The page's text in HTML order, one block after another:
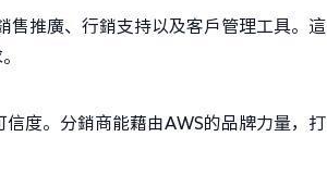
售推廣、行銷支持以及客戶管理工具。這
度。分銷商能藉由AWS的品牌力量，打